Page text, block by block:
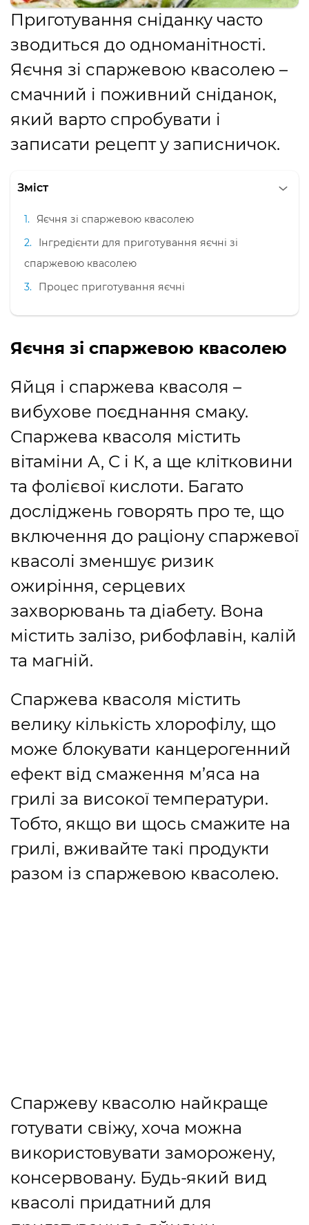
Приготування сніданку часто
зводиться до одноманітності.
Яєчня зі спаржевою квасолею –
смачний і поживний сніданок,
який варто спробувати і
записати рецепт у записничок.
Зміст
Яєчня зі спаржевою квасолею
Інгредієнти для приготування яєчні зі
спаржевою квасолею
Процес приготування яєчні
Яєчня зі спаржевою квасолею
Яйця і спаржева квасоля –
вибухове поєднання смаку.
Спаржева квасоля містить
вітаміни А, С і К, а ще клітковини
та фолієвої кислоти. Багато
досліджень говорять про те, що
включення до раціону спаржевої
квасолі зменшує ризик
ожиріння, серцевих
захворювань та діабету. Вона
містить залізо, рибофлавін, калій
та магній.
Спаржева квасоля містить
велику кількість хлорофілу, що
може блокувати канцерогенний
ефект від смаження м’яса на
грилі за високої температури.
Тобто, якщо ви щось смажите на
грилі, вживайте такі продукти
разом із спаржевою квасолею.
Спаржеву квасолю найкраще
готувати свіжу, хоча можна
використовувати заморожену,
консервовану. Будь-який вид
квасолі придатний для